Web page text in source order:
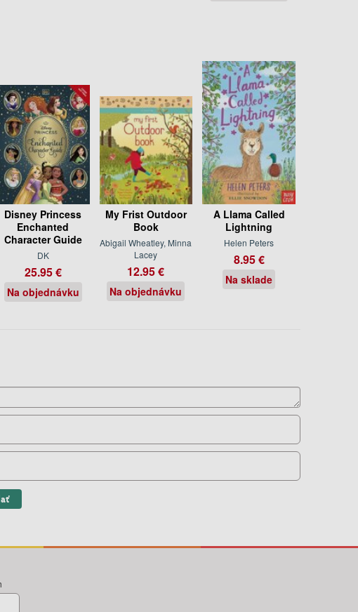
Disney Princess
Enchanted
Character Guide
DK
25.95 €
Na objednávku
My Frist Outdoor
Book
Abigail Wheatley, Minna
Lacey
12.95 €
Na objednávku
A Llama Called
Lightning
Helen Peters
8.95 €
Na sklade